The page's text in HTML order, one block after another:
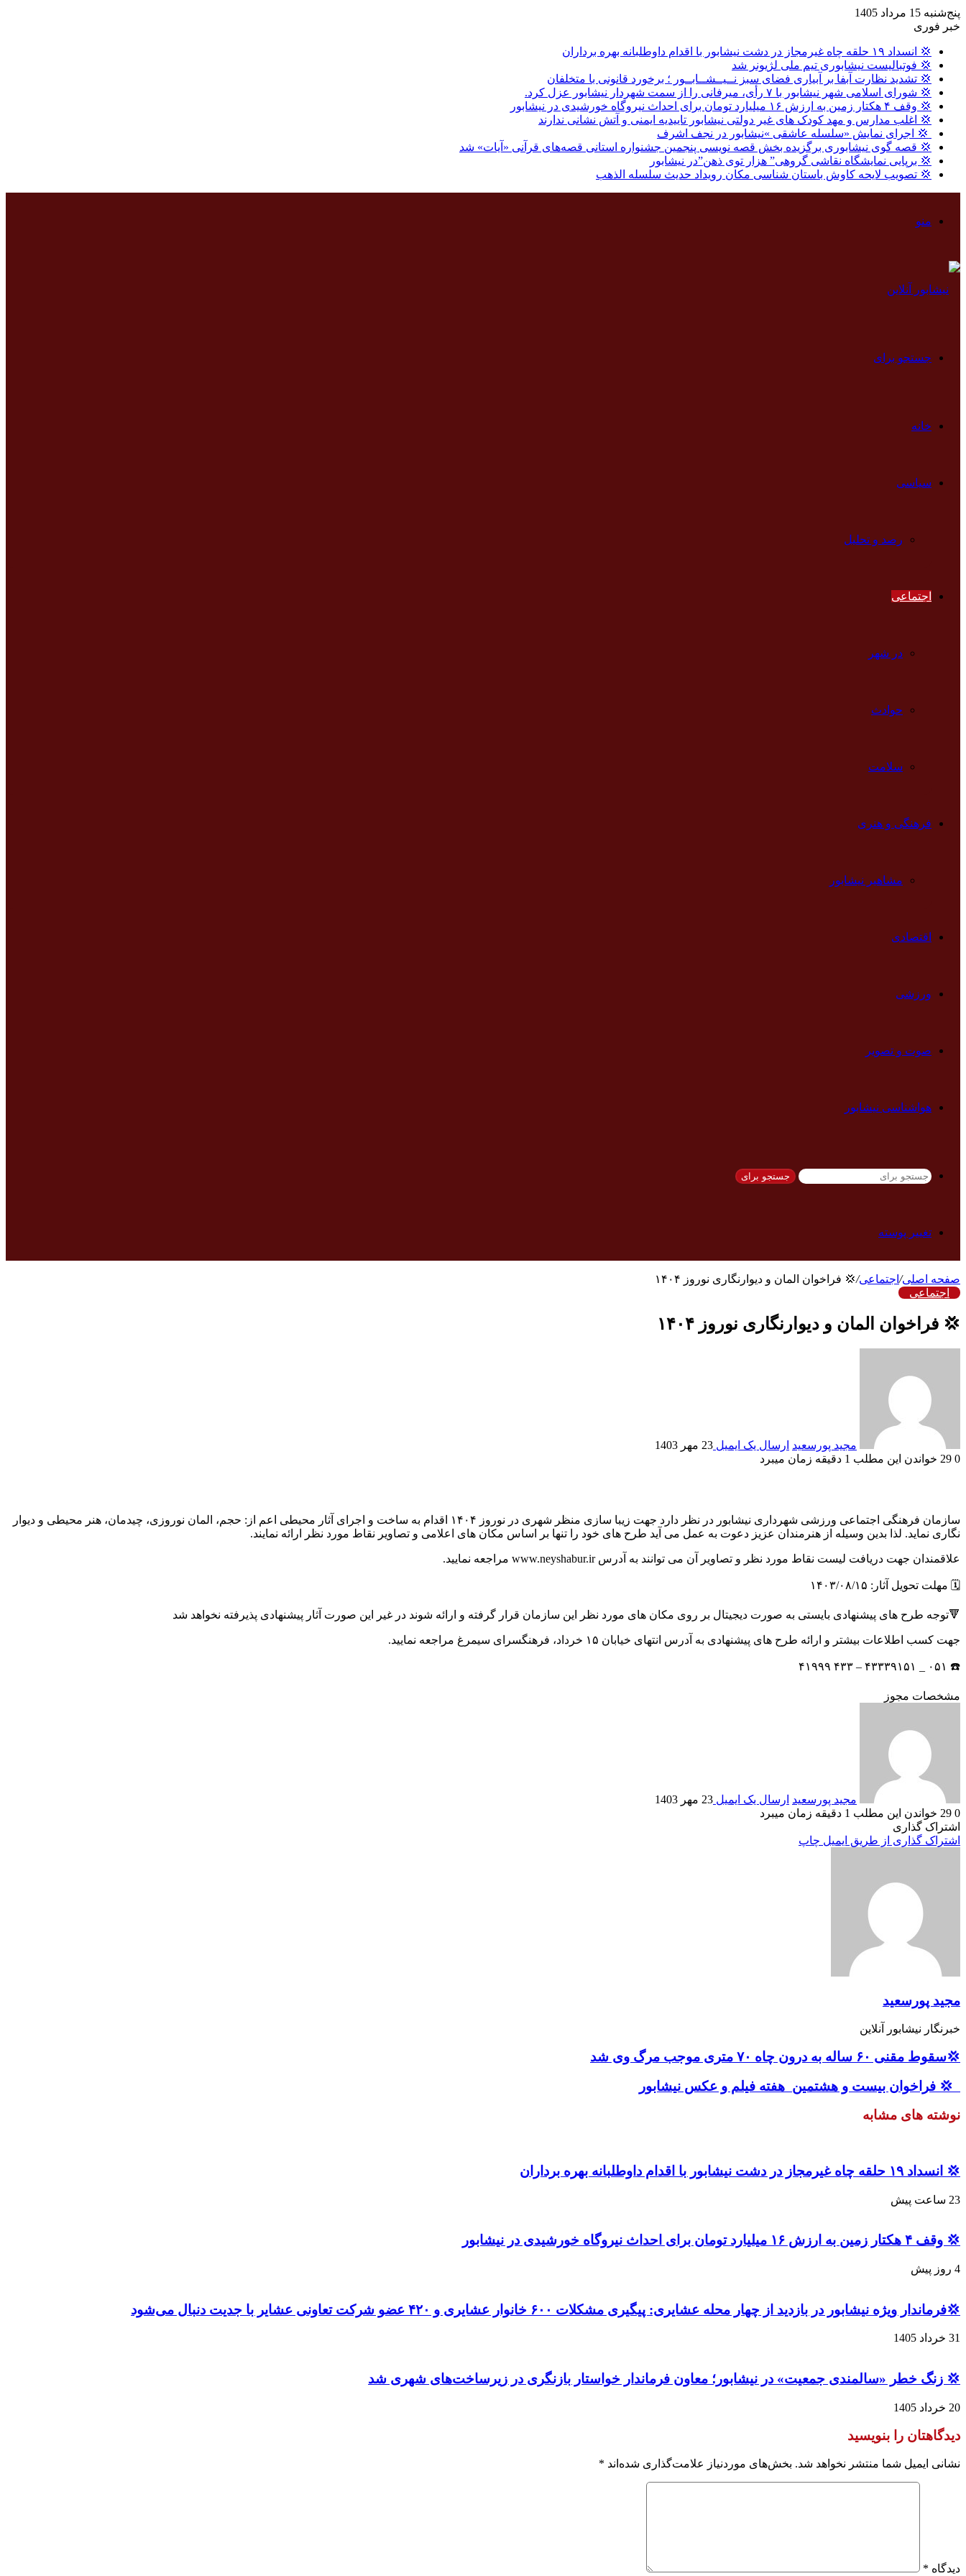
پنج‌شنبه 15 مرداد 1405
خبر فوری
💢 انسداد ۱۹ حلقه چاه غیرمجاز در دشت نیشابور با اقدام داوطلبانه بهره برداران
💢 فوتبالیست نیشابوری تیم ملی لژیونر شد
💢 تشدید نظارت آبفا بر آبیاری فضای سبز نــیــشــابــور ؛ برخورد قانونی با متخلفان
💢 شورای اسلامی شهر نیشابور با ۷ رأی، میرفانی را از سمت شهردار نیشابور عزل کرد.
💢 وقف ۴ هکتار زمین به ارزش ۱۶ میلیارد تومان برای احداث نیروگاه خورشیدی در نیشابور
💢 اغلب مدارس و مهد کودک های غیر دولتی نیشابور تاییدیه ایمنی و آتش نشانی ندارند
‍ 💢 اجرای نمایش «سلسله عاشقی »نیشابور در نجف اشرف
💢 قصه گوی نیشابوری برگزیده بخش قصه نویسی پنجمین جشنواره استانی قصه‌های قرآنی «آیات» شد
💢 برپایی نمایشگاه نقاشی گروهی” هزار توی ذهن”در نیشابور
💢 تصویب لایحه کاوش باستان شناسی مکان رویداد حدیث سلسله الذهب
منو
جستجو برای
خانه
سیاسی
رصد و تحلیل
اجتماعی
در شهر
حوادث
سلامت
فرهنگی و هنری
مشاهیر نیشابور
اقتصادی
ورزشی
صوت و تصویر
هواشناسی نیشابور
جستجو برای
تغییر پوسته
صفحه اصلی/ اجتماعی/💢 فراخوان المان و دیوارنگاری نوروز ۱۴۰۴
اجتماعی
💢 فراخوان المان و دیوارنگاری نوروز ۱۴۰۴
مجید پورسعید ارسال یک ایمیل 23 مهر 1403
0
خواندن این مطلب 1 دقیقه زمان میبرد
سازمان فرهنگی اجتماعی ورزشی شهرداری نیشابور در نظر دارد جهت زیبا سازی منظر شهری در نوروز ۱۴۰۴ اقدام به ساخت و اجرای آثار محیطی اعم از: حجم، المان نوروزی، چیدمان، هنر محیطی و دیوار
نگاری نماید. لذا بدین وسیله از هنرمندان عزیز دعوت به عمل می آید طرح های خود را تنها بر اساس مکان های اعلامی و تصاویر نقاط مورد نظر ارائه نمایند.
علاقمندان جهت دریافت لیست نقاط مورد نظر و تصاویر آن می توانند به آدرس www.neyshabur.ir مراجعه نمایید.
🗓 مهلت تحویل آثار: ۱۴۰۳/۰۸/۱۵
🔻توجه طرح های پیشنهادی بایستی به صورت دیجیتال بر روی مکان های مورد نظر این سازمان قرار گرفته و ارائه شوند در غیر این صورت آثار پیشنهادی پذیرفته نخواهد شد
جهت کسب اطلاعات بیشتر و ارائه طرح های پیشنهادی به آدرس انتهای خیابان ۱۵ خرداد، فرهنگسرای سیمرغ مراجعه نمایید.
☎️ ۰۵۱ _ ۴۳۳۳۹۱۵۱ – ۴۳۳ ۴۱۹۹۹
مشخصات مجوز
مجید پورسعید ارسال یک ایمیل 23 مهر 1403
0
خواندن این مطلب 1 دقیقه زمان میبرد
اشتراک گذاری
اشتراک گذاری از طریق ایمیل چاپ
مجید پورسعید
خبرنگار نیشابور آنلاین
💢سقوط مقنی ۶۰ ساله به درون چاه ۷۰ متری موجب مرگ وی شد
‍ ‍ 💢 فراخوان بیست و هشتمین هفته فیلم و عکس نیشابور
نوشته های مشابه
💢 انسداد ۱۹ حلقه چاه غیرمجاز در دشت نیشابور با اقدام داوطلبانه بهره برداران
23 ساعت پیش
💢 وقف ۴ هکتار زمین به ارزش ۱۶ میلیارد تومان برای احداث نیروگاه خورشیدی در نیشابور
4 روز پیش
💢فرماندار ویژه نیشابور در بازدید از چهار محله عشایری: پیگیری مشکلات ۶۰۰ خانوار عشایری و ۴۲۰ عضو شرکت تعاونی عشایر با جدیت دنبال می‌شود
31 خرداد 1405
💢 زنگ خطر «سالمندی جمعیت» در نیشابور؛ معاون فرماندار خواستار بازنگری در زیرساخت‌های شهری شد
20 خرداد 1405
دیدگاهتان را بنویسید
نشانی ایمیل شما منتشر نخواهد شد. بخش‌های موردنیاز علامت‌گذاری شده‌اند *
دیدگاه *